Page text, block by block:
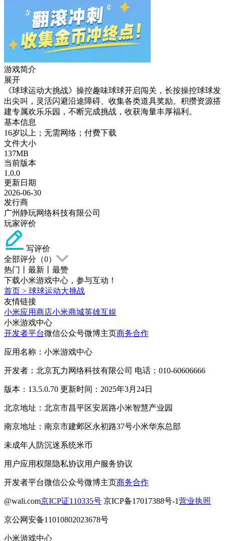
游戏简介
展开
《球球运动大挑战》操控趣味球球开启闯关，长按操控球球发
出尖叫，灵活闪避沿途障碍、收集各类道具奖励。积攒资源搭
建专属欢乐乐园，不断完成挑战，收获海量丰厚福利。
基本信息
16岁以上；无需网络；付费下载
文件大小
137MB
当前版本
1.0.0
更新日期
2026-06-30
发行商
广州静玩网络科技有限公司
玩家评价
写评价
全部评分（0）
热门
最新
最赞
下载小米游戏中心，参与互动！
首页 > 球球运动大挑战
友情链接
小米应用商店小米商城英雄互娱
小米游戏中心
开发者平台微信公众号微博主页商务合作
应用名称：小米游戏中心
开发者：北京瓦力网络科技有限公司 电话：010-60606666
版本：13.5.0.70 更新时间：2025年3月24日
北京地址：北京市昌平区安居路小米智慧产业园
南京地址：南京市建邺区永初路37号小米华东总部
未成年人防沉迷系统米币
用户应用权限隐私协议用户服务协议
开发者平台微信公众号微博主页商务合作
@wali.com京ICP证110335号 京ICP备17017388号-1营业执照
京公网安备11010802023678号
小米游戏中心